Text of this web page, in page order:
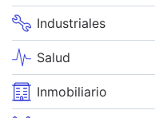
Industriales
Salud
Inmobiliario